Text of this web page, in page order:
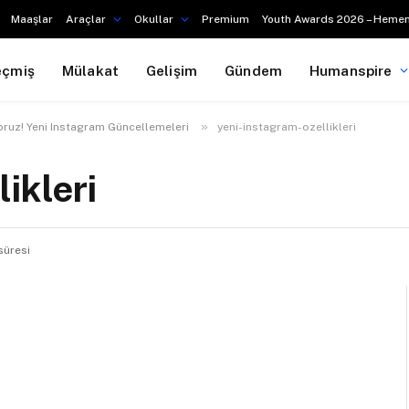
Maaşlar Araçlar Okullar Premium Youth Awards 2026 –
Mülakat Gelişim Gündem Humanspire
Yeni Instagram Güncellemeleri » yeni-instagram-ozellikleri